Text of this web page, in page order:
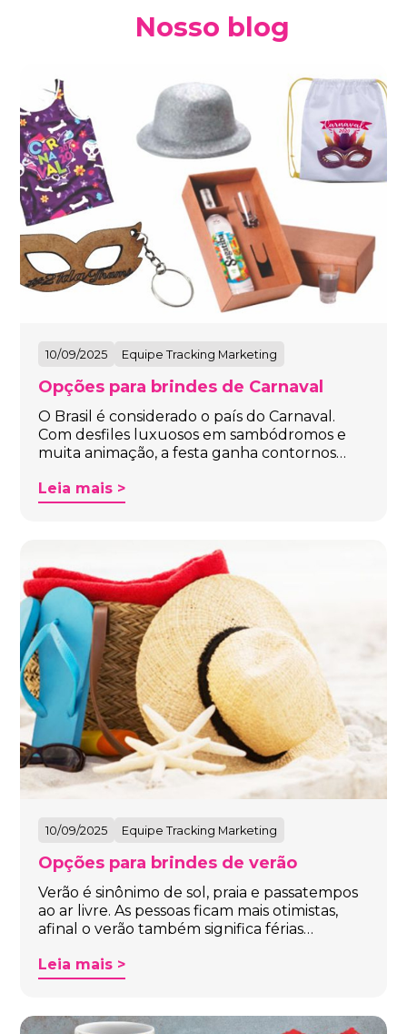
Nosso blog
10/09/2025 Equipe Tracking Marketing
Opções para brindes de Carnaval
O Brasil é considerado o país do Carnaval.
Com desfiles luxuosos em sambódromos e
muita animação, a festa ganha contornos…
Leia mais >
10/09/2025 Equipe Tracking Marketing
Opções para brindes de verão
Verão é sinônimo de sol, praia e passatempos
ao ar livre. As pessoas ficam mais otimistas,
afinal o verão também significa férias…
Leia mais >